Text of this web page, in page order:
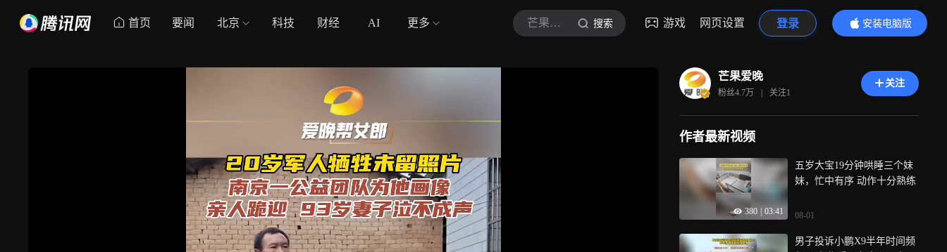
首页 要闻 北京 科技 财经 AI 更多 芒果爱晚 搜索 游戏 网页设置 登录
安装电脑版
内容更精彩
芒果爱晚
粉丝4.7万 | 关注1
关注
作者最新视频
380 03:41
五岁大宝19分钟哄睡三个妹
妹，忙中有序 动作十分熟练
08-01
男子投诉小鹏X9半年时间频